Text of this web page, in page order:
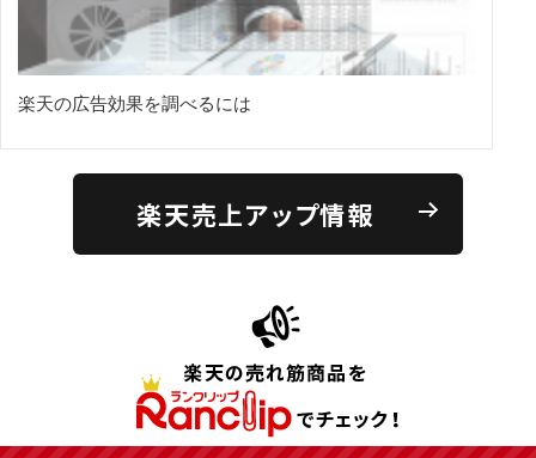
楽天の広告効果を調べるには
楽天売上アップ情報